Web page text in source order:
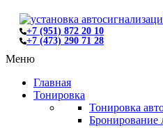
+7 (951) 872 20 10
+7 (473) 290 71 28
Меню
Главная
Тонировка
Тонировка
Бронирование